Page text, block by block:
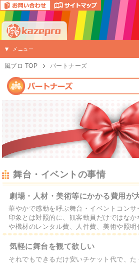
メニュー
風プロ TOP パートナーズ
舞台・イベントの事情
劇場・人材・美術等にかかる費用が
華やかで感動を呼ぶ舞台・イベントコン
印象とは対照的に、観客動員だけではな
や機材のレンタル費、人件費、美術や照明
気軽に舞台を観て欲しい
それでもできるだけ安いチケット代で、た